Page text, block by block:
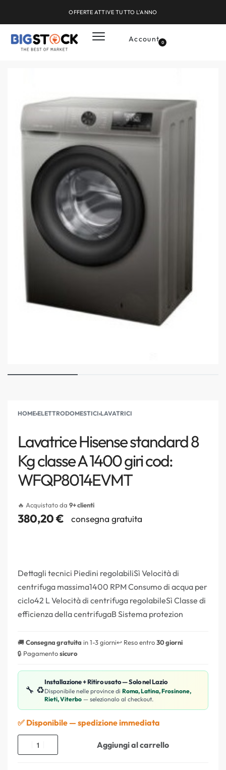
OFFERTE ATTIVE TUTTO L'ANNO
Account 0
HOME›ELETTRODOMESTICI›LAVATRICI
Lavatrice Hisense standard 8
Kg classe A 1400 giri cod:
WFQP8014EVMT
🔥 Acquistato da 9+ clienti
380,20€ consegna gratuita
Dettagli tecnici Piedini regolabiliSì Velocità di
centrifuga massima1400 RPM Consumo di acqua per
ciclo42 L Velocità di centrifuga regolabileSì Classe di
efficienza della centrifugaB Sistema protezion
🚚Consegna gratuita in 1-3 giorni↩️ Reso entro30 giorni
🔒 Pagamentosicuro
🔧 ♻️
Installazione + Ritiro usato — Solo nel Lazio
Disponibile nelle province di Roma, Latina, Frosinone,
Rieti, Viterbo — selezionalo al checkout.
✅ Disponibile — spedizione immediata
Aggiungi al carrello